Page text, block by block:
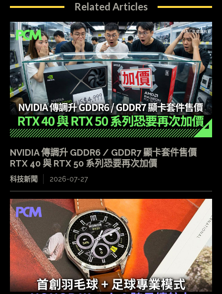
Related Articles
NVIDIA 傳調升 GDDR6 / GDDR7 顯卡套件售價
RTX 40 與 RTX 50 系列恐要再次加價
科技新聞 2026-07-27